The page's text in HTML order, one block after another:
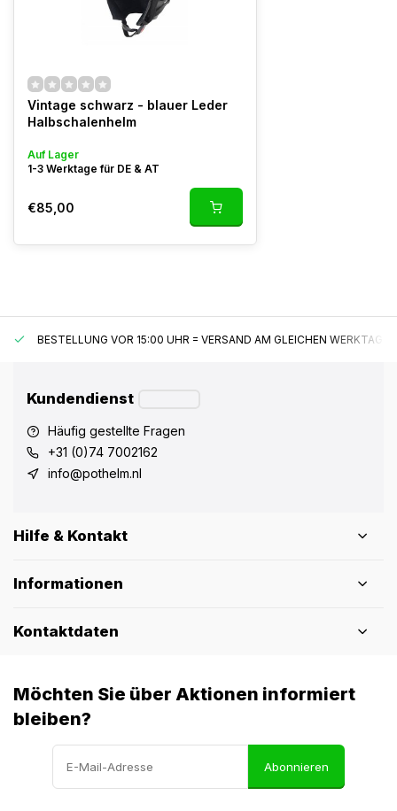
Vintage schwarz - blauer Leder
Halbschalenhelm
Auf Lager
1-3 Werktage für DE & AT
€85,00
BESTELLUNG VOR 15:00 UHR = VERSAND AM GLEICHEN WERKTAG*
Kundendienst
Häufig gestellte Fragen
+31 (0)74 7002162
info@pothelm.nl
Hilfe & Kontakt
Informationen
Kontaktdaten
Möchten Sie über Aktionen informiert
bleiben?
Abonnieren